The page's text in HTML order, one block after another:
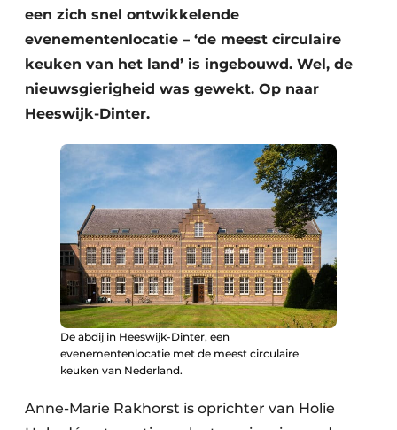
een zich snel ontwikkelende
evenementenlocatie – ‘de meest circulaire
keuken van het land’ is ingebouwd. Wel, de
nieuwsgierigheid was gewekt. Op naar
Heeswijk-Dinter.
De abdij in Heeswijk-Dinter, een
evenementenlocatie met de meest circulaire
keuken van Nederland.
Anne-Marie Rakhorst is oprichter van Holie